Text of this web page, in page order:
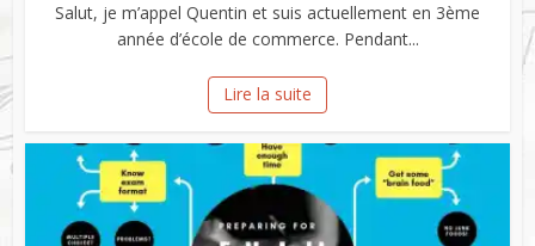
Salut, je m’appel Quentin et suis actuellement en 3ème
année d’école de commerce. Pendant...
Lire la suite